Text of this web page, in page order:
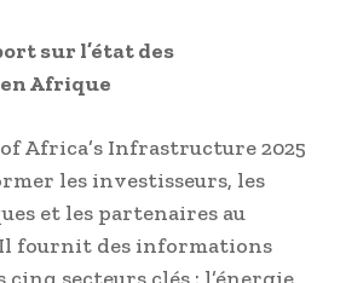
sur l’état des
Afrique
Africa’s Infrastructure 2025
les investisseurs, les
et les partenaires au
fournit des informations